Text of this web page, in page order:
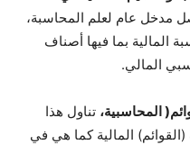
مدخل عام لعلم المحاسبة،
المالية بما فيها أصناف
المالي.
( المحاسبية، تناول هذا
المالية كما هي في